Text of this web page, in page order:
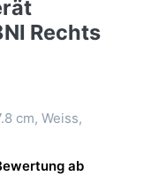
Rechts
cm, Weiss,
ab